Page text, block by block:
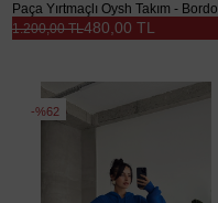
Paça Yırtmaçlı Oysh Takım - Bordo
480,00 TL
1.200,00 TL
%62